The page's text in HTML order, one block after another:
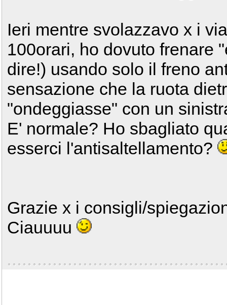
Ieri mentre svolazzavo x i
100orari, ho dovuto frenare
dire!) usando solo il freno
sensazione che la ruota
"ondeggiasse" con un
E' normale? Ho sbagliato
esserci l'antisaltellamento?
Grazie x i consigli/
Ciauuuu